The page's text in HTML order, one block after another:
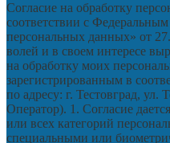
Согласие на обработку
соответствии с
персональных данных» от
волей и в своем интересе
на обработку моих
зарегистрированным в
по адресу: г. Тестовград, ул.
Оператор). 1. Согласие
или всех категорий
специальными или